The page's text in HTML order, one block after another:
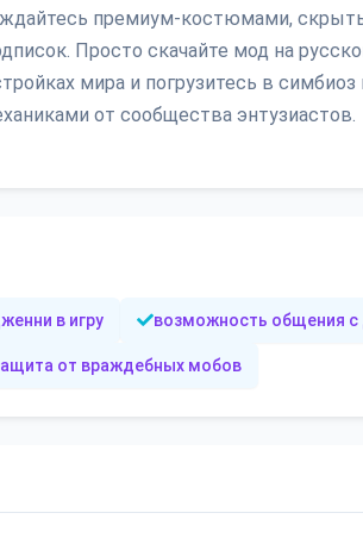
премиум-костюмами,
Просто скачайте мод на
мира и погрузитесь в симбиоз
от сообщества энтузиастов.
в игру возможность общения с
от враждебных мобов